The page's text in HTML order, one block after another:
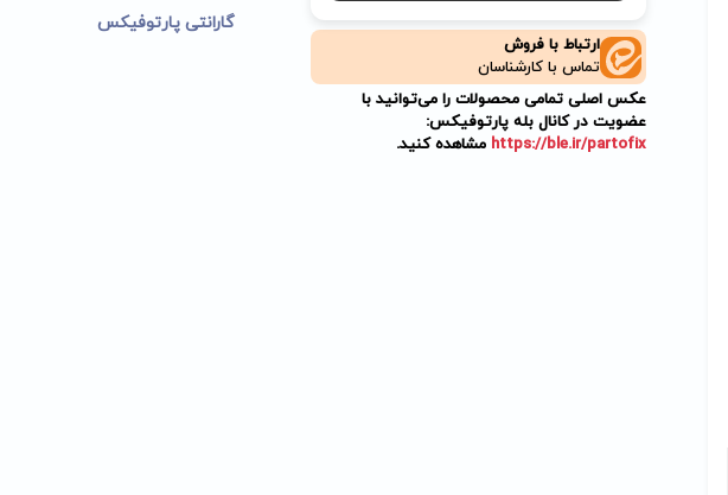
ارتباط با فروش
تماس با کارشناسان
عکس اصلی تمامی محصولات را می‌توانید با
عضویت در کانال بله پارتوفیکس:
https://ble.ir/partofix مشاهده کنید.
گارانتی پارتوفیکس